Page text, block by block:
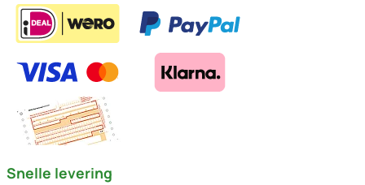
Snelle levering